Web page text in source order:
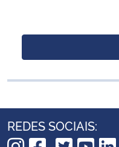
REDES SOCIAIS: